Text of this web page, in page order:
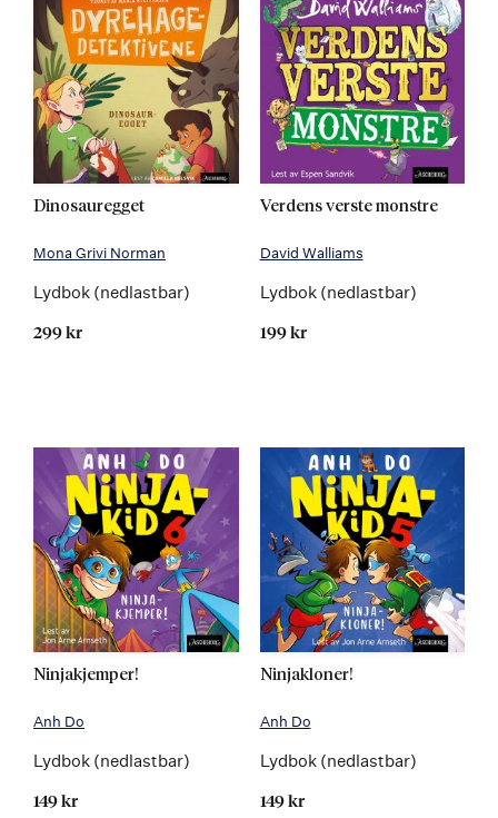
Dinosauregget
Mona Grivi Norman
Lydbok (nedlastbar)
299 kr
Verdens verste monstre
David Walliams
Lydbok (nedlastbar)
199 kr
Ninjakjemper!
Anh Do
Lydbok (nedlastbar)
149 kr
Ninjakloner!
Anh Do
Lydbok (nedlastbar)
149 kr